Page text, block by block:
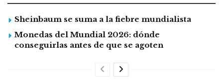
Sheinbaum se suma a la fiebre mundialista
Monedas del Mundial 2026: dónde
conseguirlas antes de que se agoten